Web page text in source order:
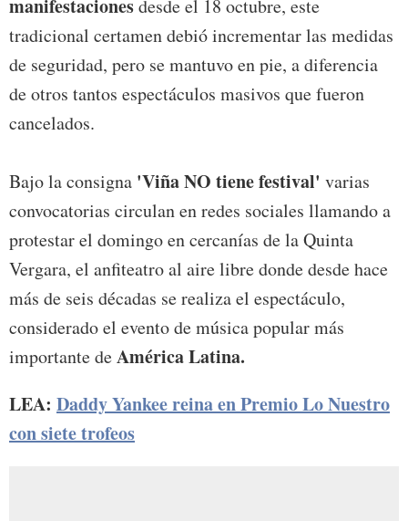
manifestacionesdesde el 18 octubre, este
tradicional certamen debió incrementar las medidas
de seguridad, pero se mantuvo en pie, a diferencia
de otros tantos espectáculos masivos que fueron
cancelados.
Bajo la consigna 'Viña NO tiene festival' varias
convocatorias circulan en redes sociales llamando a
protestar el domingo en cercanías de la Quinta
Vergara, el anfiteatro al aire libre donde desde hace
más de seis décadas se realiza el espectáculo,
considerado el evento de música popular más
importante deAmérica Latina.
LEA: Daddy Yankee reina en Premio Lo Nuestro
con siete trofeos